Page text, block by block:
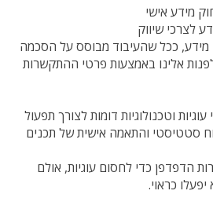
מידע אישי
לצרכי שיווק
מידע, ככל שהעיבוד מבוסס על הסכמה
לפנות אלינו באמצעות פרטי ההתקשרות
וטכנולוגיות דומות לצורך תפעול
סטטיסטי והתאמה אישית של תכנים
הדפדפן כדי לחסום עוגיות, אולם
כראוי.